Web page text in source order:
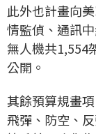
此外也計畫向
情監偵、通訊
無人機共1,554
公開。
其餘預算規畫
飛彈、防空、